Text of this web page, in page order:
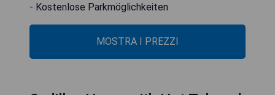
- Kostenlose Parkmöglichkeiten
MOSTRA I PREZZI